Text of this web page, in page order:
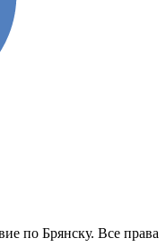
по Брянску. Все права